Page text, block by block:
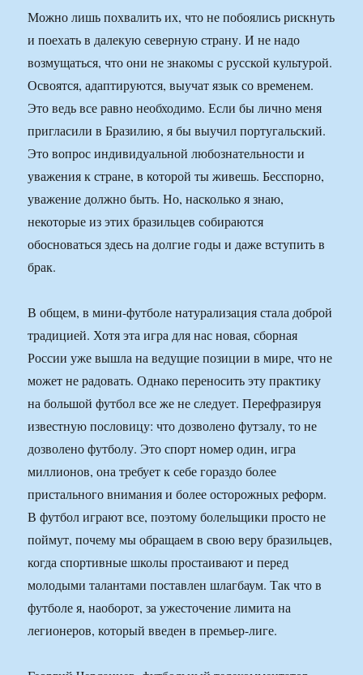
Можно лишь похвалить их, что не побоялись рискнуть
и поехать в далекую северную страну. И не надо
возмущаться, что они не знакомы с русской культурой.
Освоятся, адаптируются, выучат язык со временем.
Это ведь все равно необходимо. Если бы лично меня
пригласили в Бразилию, я бы выучил португальский.
Это вопрос индивидуальной любознательности и
уважения к стране, в которой ты живешь. Бесспорно,
уважение должно быть. Но, насколько я знаю,
некоторые из этих бразильцев собираются
обосноваться здесь на долгие годы и даже вступить в
брак.
В общем, в мини-футболе натурализация стала доброй
традицией. Хотя эта игра для нас новая, сборная
России уже вышла на ведущие позиции в мире, что не
может не радовать. Однако переносить эту практику
на большой футбол все же не следует. Перефразируя
известную пословицу: что дозволено футзалу, то не
дозволено футболу. Это спорт номер один, игра
миллионов, она требует к себе гораздо более
пристального внимания и более осторожных реформ.
В футбол играют все, поэтому болельщики просто не
поймут, почему мы обращаем в свою веру бразильцев,
когда спортивные школы простаивают и перед
молодыми талантами поставлен шлагбаум. Так что в
футболе я, наоборот, за ужесточение лимита на
легионеров, который введен в премьер-лиге.